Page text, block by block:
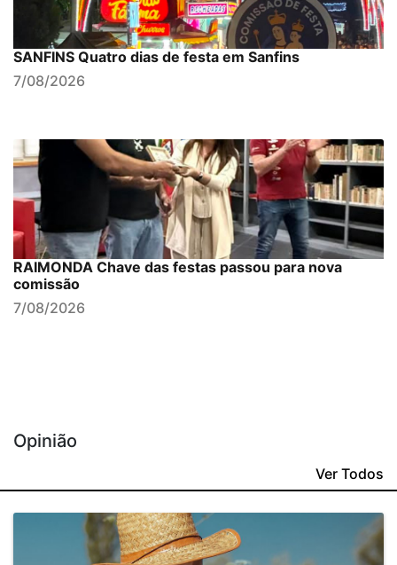
SANFINS Quatro dias de festa em Sanfins
7/08/2026
RAIMONDA Chave das festas passou para nova
comissão
7/08/2026
Opinião
Ver Todos